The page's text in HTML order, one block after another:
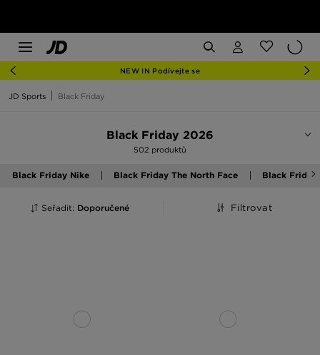
NEW IN Podívejte se
JD Sports Black Friday
Black Friday 2026
502 produktů
Black Friday Nike Black Friday The North Face Black
Seřadit: Doporučené Filtrovat